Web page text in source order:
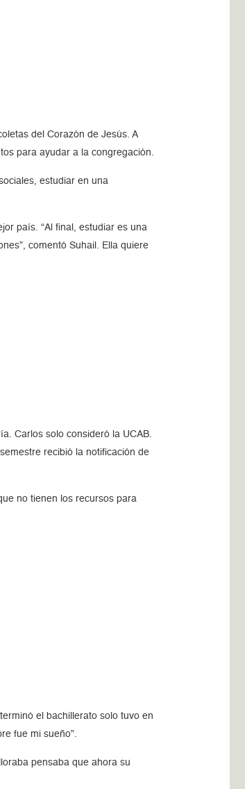
del Corazón de Jesús. A
para ayudar a la congregación.
estudiar en una
país. “Al final, estudiar es una
comentó Suhail. Ella quiere
Carlos solo consideró la UCAB.
recibió la notificación de
no tienen los recursos para
el bachillerato solo tuvo en
fue mi sueño”.
pensaba que ahora su